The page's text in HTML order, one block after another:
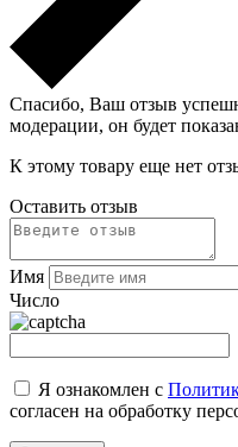
Спасибо, Ваш отзыв
модерации, он будет
К этому товару еще нет
Оставить отзыв
Имя
Число
Я ознакомлен с
согласен на обработку